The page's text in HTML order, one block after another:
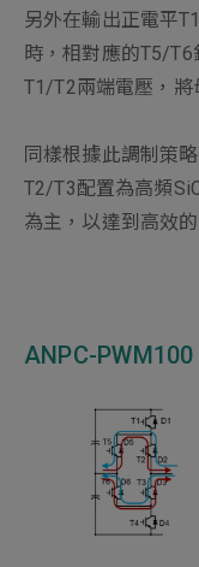
另外在輸出正電平
時，相對應的T5/
T1/T2兩端電壓，將
同樣根據此調制策
T2/T3配置為高頻
為主，以達到高效的
ANPC-PWM100